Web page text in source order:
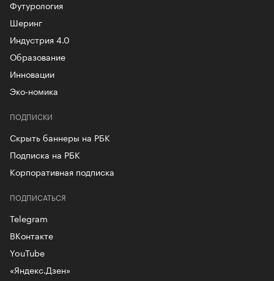
Футурология
Шеринг
Индустрия 4.0
Образование
Инновации
Эко-номика
ПОДПИСКИ
Скрыть баннеры на РБК
Подписка на РБК
Корпоративная подписка
ПОДПИСАТЬСЯ
Telegram
ВКонтакте
YouTube
«Яндекс.Дзен»